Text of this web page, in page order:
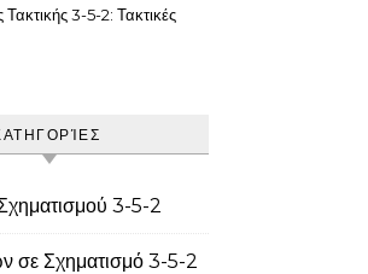
Τακτικής 3-5-2: Τακτικές
3-5-2
σε Σχηματισμό 3-5-2